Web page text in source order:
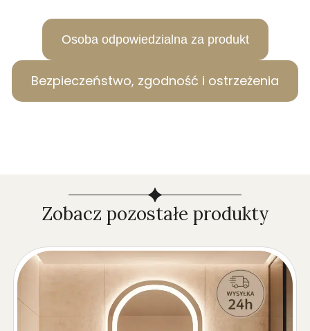
Osoba odpowiedzialna za produkt
Bezpieczeństwo, zgodność i ostrzeżenia
Zobacz pozostałe produkty